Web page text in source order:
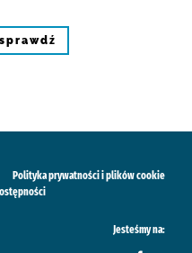
sprawdź
Polityka prywatności i plików cookie
Jesteśmy na: